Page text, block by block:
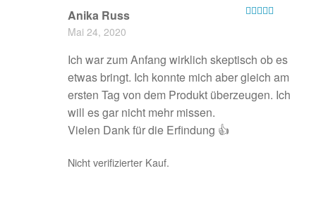
Anika Russ
Mai 24, 2020
Ich war zum Anfang wirklich skeptisch ob es
etwas bringt. Ich konnte mich aber gleich am
ersten Tag von dem Produkt überzeugen. Ich
will es gar nicht mehr missen.
Vielen Dank für die Erfindung 👍
Nicht verifizierter Kauf.